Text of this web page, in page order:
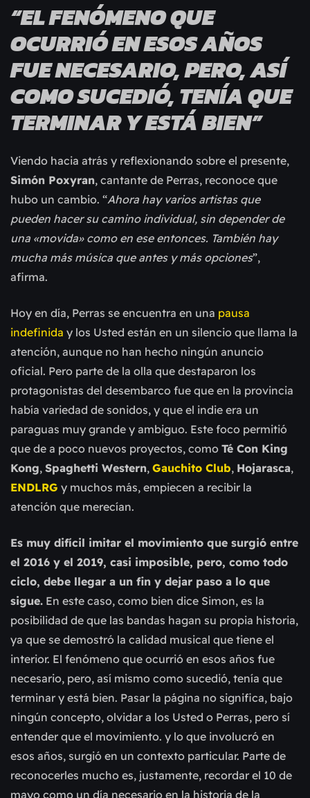
“EL FENÓMENO QUE
OCURRIÓ EN ESOS AÑOS
FUE NECESARIO, PERO, ASÍ
COMO SUCEDIÓ, TENÍA QUE
TERMINAR Y ESTÁ BIEN”
Viendo hacia atrás y reflexionando sobre el presente,
Simón Poxyran, cantante de Perras, reconoce que
hubo un cambio. “Ahora hay varios artistas que
pueden hacer su camino individual, sin depender de
una «movida» como en ese entonces. También hay
mucha más música que antes y más opciones”,
afirma.
Hoy en día, Perras se encuentra en una pausa
indefinida y los Usted están en un silencio que llama la
atención, aunque no han hecho ningún anuncio
oficial. Pero parte de la olla que destaparon los
protagonistas del desembarco fue que en la provincia
había variedad de sonidos, y que el indie era un
paraguas muy grande y ambiguo. Este foco permitió
que de a poco nuevos proyectos, como Té Con King
Kong, Spaghetti Western, Gauchito Club, Hojarasca,
ENDLRG y muchos más, empiecen a recibir la
atención que merecían.
Es muy difícil imitar el movimiento que surgió entre
el 2016 y el 2019, casi imposible, pero, como todo
ciclo, debe llegar a un fin y dejar paso a lo que
sigue. En este caso, como bien dice Simon, es la
posibilidad de que las bandas hagan su propia historia,
ya que se demostró la calidad musical que tiene el
interior. El fenómeno que ocurrió en esos años fue
necesario, pero, así mismo como sucedió, tenía que
terminar y está bien. Pasar la página no significa, bajo
ningún concepto, olvidar a los Usted o Perras, pero sí
entender que el movimiento. y lo que involucró en
esos años, surgió en un contexto particular. Parte de
reconocerles mucho es, justamente, recordar el 10 de
mayo como un día necesario en la historia de la